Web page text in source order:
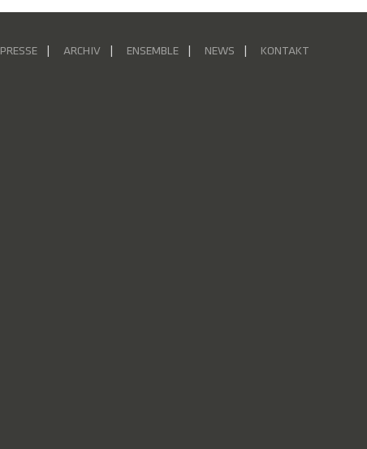
PRESSE ARCHIV ENSEMBLE NEWS KONTAKT